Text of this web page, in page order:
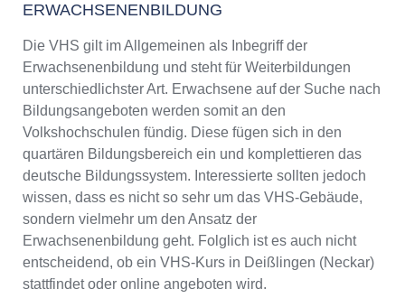
ERWACHSENENBILDUNG
Die VHS gilt im Allgemeinen als Inbegriff der
Erwachsenenbildung und steht für Weiterbildungen
unterschiedlichster Art. Erwachsene auf der Suche nach
Bildungsangeboten werden somit an den
Volkshochschulen fündig. Diese fügen sich in den
quartären Bildungsbereich ein und komplettieren das
deutsche Bildungssystem. Interessierte sollten jedoch
wissen, dass es nicht so sehr um das VHS-Gebäude,
sondern vielmehr um den Ansatz der
Erwachsenenbildung geht. Folglich ist es auch nicht
entscheidend, ob ein VHS-Kurs in Deißlingen (Neckar)
stattfindet oder online angeboten wird.